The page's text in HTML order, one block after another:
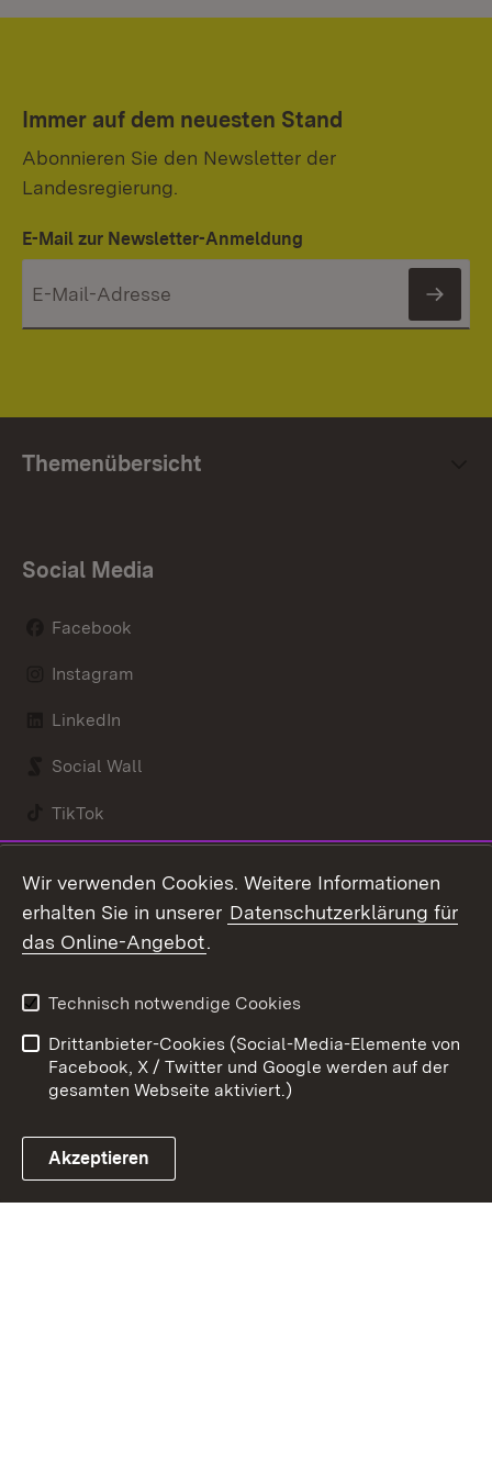
Immer auf dem neuesten Stand
Abonnieren Sie den Newsletter der
Landesregierung.
E-Mail zur Newsletter-Anmeldung
Themenübersicht
Social Media
Facebook
Instagram
LinkedIn
Social Wall
TikTok
Link zum Landesportal
Kontakt
Barrierefreiheit
Impressum
Cookies
Wir verwenden Cookies. Weitere Informationen
erhalten Sie in unserer Datenschutzerklärung für
das Online-Angebot.
Technisch notwendige Cookies
Drittanbieter-Cookies (Social-Media-Elemente von
Facebook, X / Twitter und Google werden auf der
gesamten Webseite aktiviert.)
Akzeptieren